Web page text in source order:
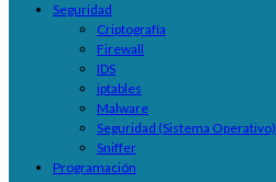
Seguridad
Criptografía
Firewall
IDS
iptables
Malware
Seguridad (Sistema Operativo)
Sniffer
Programación